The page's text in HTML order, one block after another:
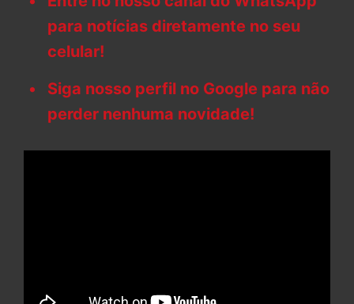
para notícias diretamente no seu
celular!
Siga nosso perfil no Google para não
perder nenhuma novidade!